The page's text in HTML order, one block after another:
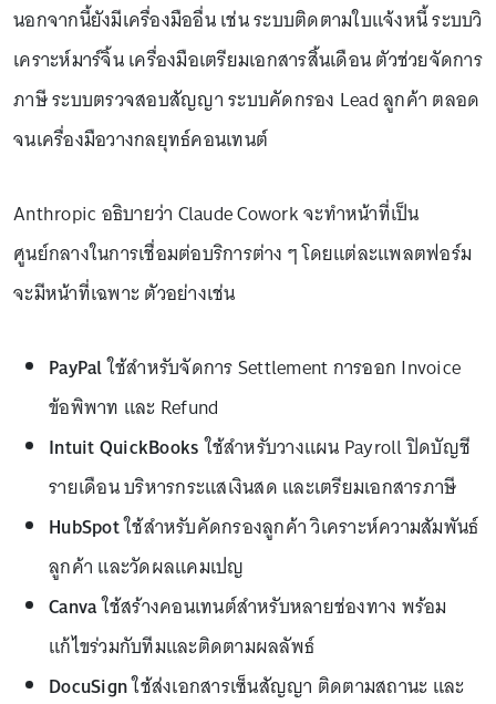
นอกจากนี้ยังมีเครื่องมืออื่น เช่น ระบบติดตามใบแจ้งหนี้ ระบบวิ
เคราะห์มาร์จิ้น เครื่องมือเตรียมเอกสารสิ้นเดือน ตัวช่วยจัดการ
ภาษี ระบบตรวจสอบสัญญา ระบบคัดกรอง Lead ลูกค้า ตลอด
จนเครื่องมือวางกลยุทธ์คอนเทนต์
Anthropic อธิบายว่า Claude Cowork จะทำหน้าที่เป็น
ศูนย์กลางในการเชื่อมต่อบริการต่าง ๆ โดยแต่ละแพลตฟอร์ม
จะมีหน้าที่เฉพาะ ตัวอย่างเช่น
PayPalใช้สำหรับจัดการ Settlement การออก Invoice
ข้อพิพาท และ Refund
Intuit QuickBooksใช้สำหรับวางแผน Payroll ปิดบัญชี
รายเดือน บริหารกระแสเงินสด และเตรียมเอกสารภาษี
HubSpotใช้สำหรับคัดกรองลูกค้า วิเคราะห์ความสัมพันธ์
ลูกค้า และวัดผลแคมเปญ
Canvaใช้สร้างคอนเทนต์สำหรับหลายช่องทาง พร้อม
แก้ไขร่วมกับทีมและติดตามผลลัพธ์
DocuSignใช้ส่งเอกสารเซ็นสัญญา ติดตามสถานะ และ